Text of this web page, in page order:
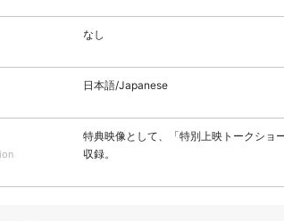
なし
日本語/Japanese
特典映像として、「特別上映トークショ
収録。